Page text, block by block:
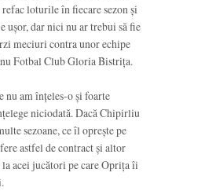
loturile în fiecare sezon și
ușor, dar nici nu ar trebui să fie
meciuri contra unor echipe
Fotbal Club Gloria Bistrița.
nu am înțeles-o și foarte
niciodată. Dacă Chipirliu
sezoane, ce îl oprește pe
astfel de contract și altor
acei jucători pe care Oprița îi